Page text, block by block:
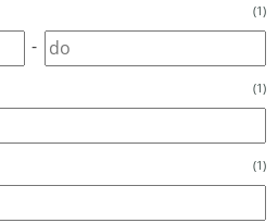
(1)
-
(1)
(1)